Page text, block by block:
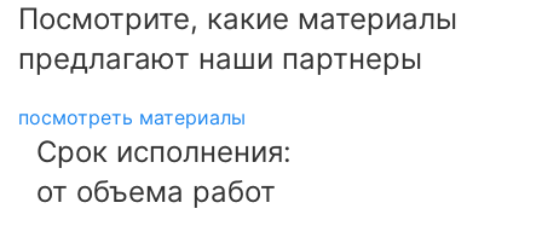
Посмотрите, какие материалы
предлагают наши партнеры
посмотреть материалы
Срок исполнения:
от объема работ